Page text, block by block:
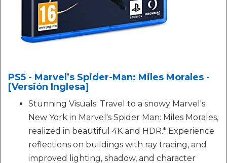
PS5 - Marvel’s Spider-Man: Miles Morales -
[Versión Inglesa]
Stunning Visuals: Travel to a snowy Marvel's
New York in Marvel's Spider Man: Miles Morales,
realized in beautiful 4K and HDR.* Experience
reflections on buildings with ray tracing, and
improved lighting, shadow, and character